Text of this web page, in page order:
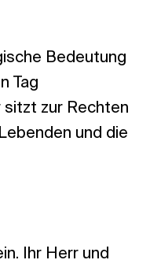
Bedeutung
Tag
sitzt zur Rechten
und die
Ihr Herr und